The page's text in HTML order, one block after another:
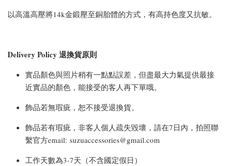
以高溫高壓將14k金鍛壓至銅胎體的方式，有高持色度又抗敏。
Delivery Policy 退換貨原則
實品顏色與照片稍有一點點誤差，但盡最大力氣提供最接
近實品的顏色，能接受的客人再下單哦。
飾品若無瑕疵，恕不接受退換貨。
飾品若有瑕疵，非客人個人疏失毀壞，請在7日內，拍照聯
繫官方email: suzuaccessories@gmail.com
工作天數為3-7天（不含國定假日）